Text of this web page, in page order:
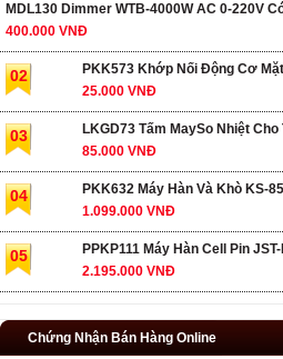
MDL130 Dimmer WTB-4000W AC 0-220V
400.000 VNĐ
02
PKK573 Khớp Nối Động Cơ
25.000 VNĐ
03
LKGD73 Tấm MaySo Nhiệt Cho
85.000 VNĐ
04
PKK632 Máy Hàn Và Khò KS-
1.099.000 VNĐ
05
PPKP111 Máy Hàn Cell Pin
2.195.000 VNĐ
Chứng Nhận Bán Hàng Online